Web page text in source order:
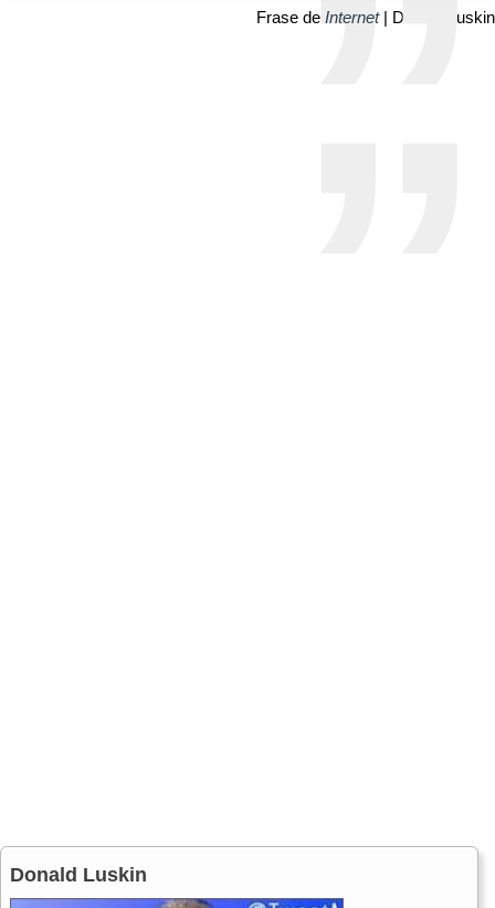
Frase de Internet| Donald Luskin
Donald Luskin